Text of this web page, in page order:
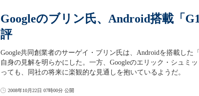
Googleのブリン氏、Android搭載「
評
Google共同創業者のサーゲイ・ブリン氏は、Androidを搭載した
自身の見解を明らかにした。一方、Googleのエリック・シュミ
っても、同社の将来に楽観的な見通しを抱いているようだ。
2008年10月22日 07時00分 公開